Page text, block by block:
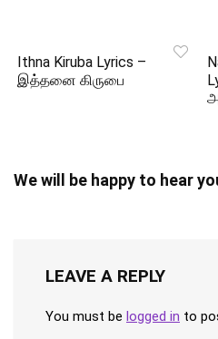
Ithna Kiruba Lyrics –
இத்தனை கிருபை
We will be happy to hear
LEAVE A REPLY
You must be logged in to